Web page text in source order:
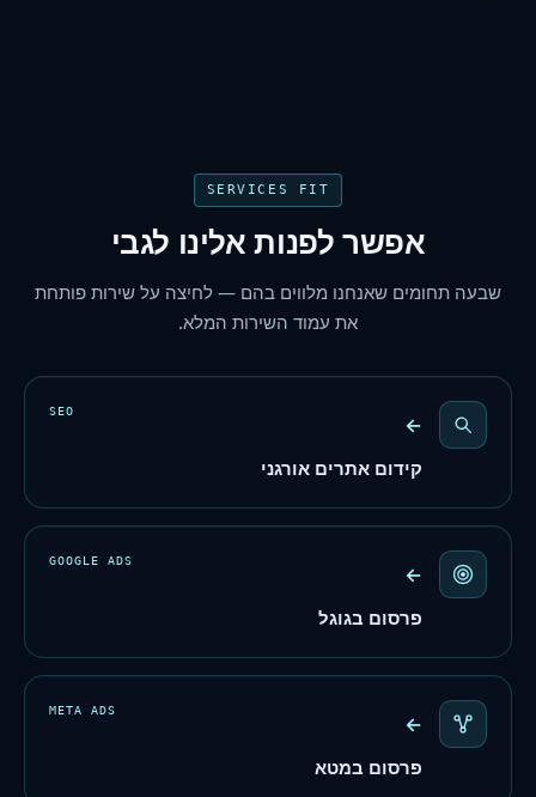
SERVICES FIT
אפשר לפנות אלינו לגבי
שבעה תחומים שאנחנו מלווים בהם — לחיצה על שירות פותחת
את עמוד השירות המלא.
SEO
קידום אתרים אורגני
←
GOOGLE ADS
פרסום בגוגל
←
META ADS
פרסום במטא
←